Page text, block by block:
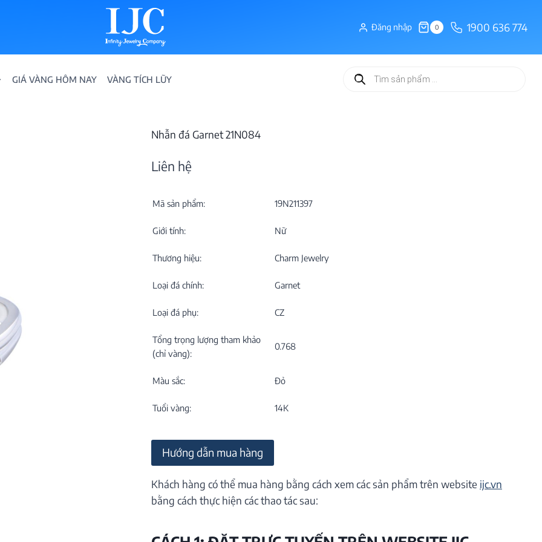
Đăng nhập 0 1900 636 774
GIÁ VÀNG HÔM NAY VÀNG TÍCH LŨY
Tìm
kiếm
Nhẫn đá Garnet 21N084
Liên hệ
Mã sản phẩm: 19N211397
Giới tính: Nữ
Thương hiệu: Charm Jewelry
Loại đá chính: Garnet
Loại đá phụ: CZ
Tổng trọng lượng tham khảo
(chỉ vàng):
0.768
Màu sắc: Đỏ
Tuổi vàng: 14K
Hướng dẫn mua hàng
Khách hàng có thể mua hàng bằng cách xem các sản phẩm trên website ijc.vn
bằng cách thực hiện các thao tác sau: